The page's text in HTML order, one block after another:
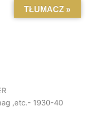
,etc.- 1930-40
TŁUMACZ »